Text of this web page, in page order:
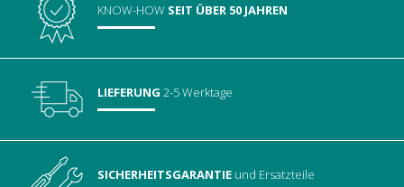
KNOW-HOW SEIT ÜBER 50 JAHREN
LIEFERUNG 2-5 Werktage
SICHERHEITSGARANTIE und Ersatzteile